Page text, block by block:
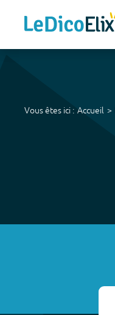
Vous êtes ici : Accueil